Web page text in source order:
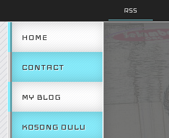
RSS
HOME
CONTACT
MY BLOG
KOSONG DULU